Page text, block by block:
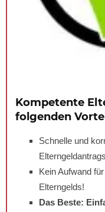
Kompetente
folgenden
Schnelle und
Kein Aufwand
Elterngelds!
Das Beste: